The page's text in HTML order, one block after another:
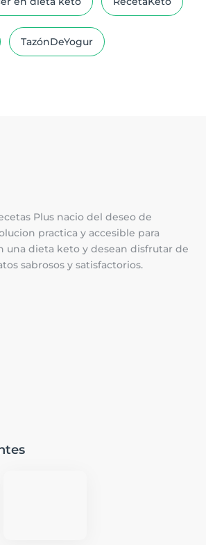
TazónDeYogur
Plus nacio del deseo de
practica y accesible para
una dieta keto y desean disfrutar de
sabrosos y satisfactorios.